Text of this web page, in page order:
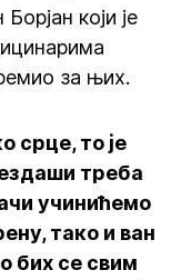
који је
за њих.
срце, то је
треба
учинићемо
тако и ван
бих се свим